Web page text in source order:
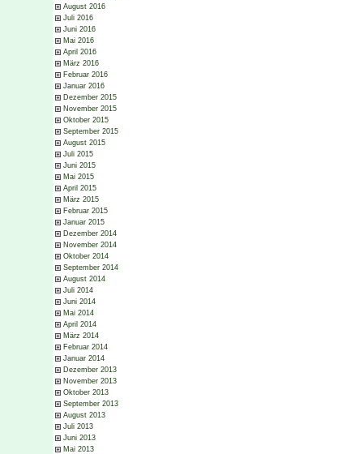
August 2016
Juli 2016
Juni 2016
Mai 2016
April 2016
März 2016
Februar 2016
Januar 2016
Dezember 2015
November 2015
Oktober 2015
September 2015
August 2015
Juli 2015
Juni 2015
Mai 2015
April 2015
März 2015
Februar 2015
Januar 2015
Dezember 2014
November 2014
Oktober 2014
September 2014
August 2014
Juli 2014
Juni 2014
Mai 2014
April 2014
März 2014
Februar 2014
Januar 2014
Dezember 2013
November 2013
Oktober 2013
September 2013
August 2013
Juli 2013
Juni 2013
Mai 2013